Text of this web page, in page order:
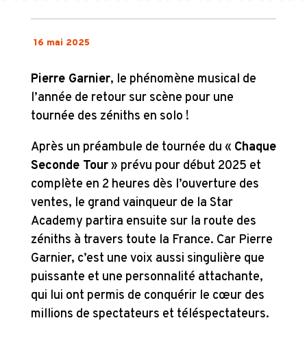
16 mai 2025
Pierre Garnier, le phénomène musical de
l’année de retour sur scène pour une
tournée des zéniths en solo !
Après un préambule de tournée du « Chaque
Seconde Tour» prévu pour début 2025 et
complète en 2 heures dès l’ouverture des
ventes, le grand vainqueur de la Star
Academy partira ensuite sur la route des
zéniths à travers toute la France. Car Pierre
Garnier, c’est une voix aussi singulière que
puissante et une personnalité attachante,
qui lui ont permis de conquérir le cœur des
millions de spectateurs et téléspectateurs.